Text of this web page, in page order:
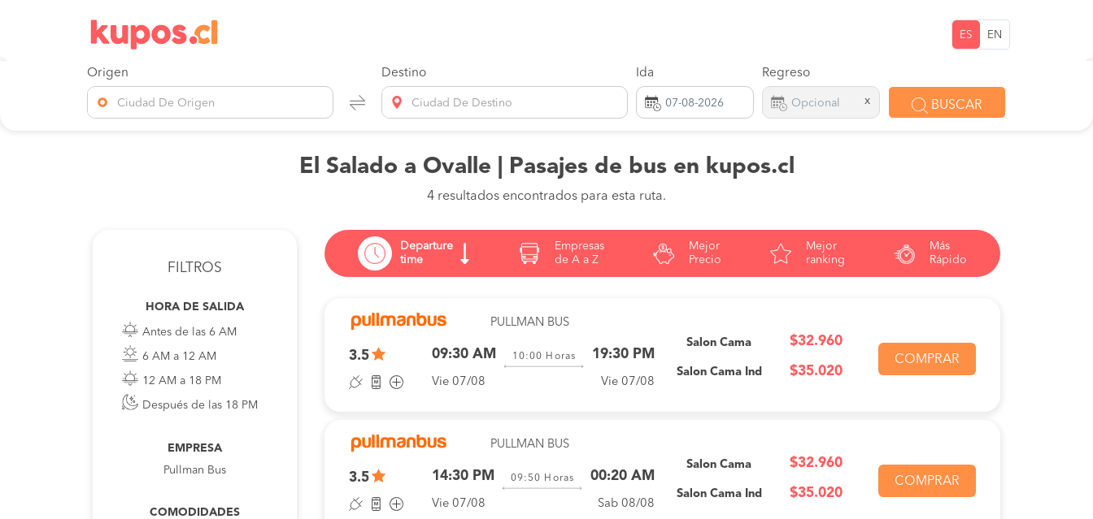
ES EN
Origen
Ciudad De Origen
Destino
Ciudad De Destino
Ida Regreso
x BUSCAR
El Salado a Ovalle | Pasajes de bus en kupos.cl
4 resultados encontrados para esta ruta.
FILTROS
HORA DE SALIDA
Antes de las 6 AM
6 AM a 12 AM
12 AM a 18 PM
Después de las 18 PM
EMPRESA
Pullman Bus
COMODIDADES
Departure
time
Empresas
de A a Z
Mejor
Precio
Mejor
ranking
Más
Rápido
PULLMAN BUS
3.5 09:30 AM 10:00 Horas 19:30 PM
Vie 07/08 Vie 07/08
Salon Cama
Salon Cama Ind
$32.960
$35.020
COMPRAR
PULLMAN BUS
3.5 14:30 PM 09:50 Horas 00:20 AM
Vie 07/08 Sab 08/08
Salon Cama
Salon Cama Ind
$32.960
$35.020
COMPRAR